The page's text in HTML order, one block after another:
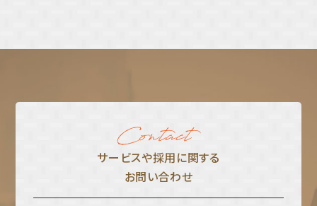
サービスや採⽤に関する
お問い合わせ